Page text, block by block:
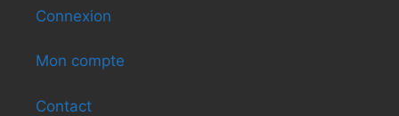
Connexion
Mon compte
Contact